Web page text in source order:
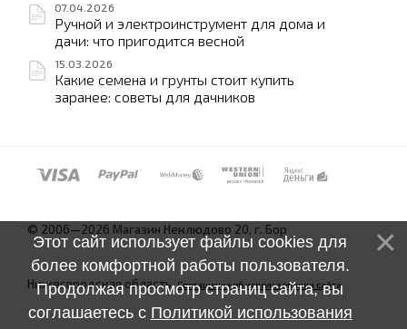
07.04.2026
Ручной и электроинструмент для дома и
дачи: что пригодится весной
15.03.2026
Какие семена и грунты стоит купить
заранее: советы для дачников
© 2006—2026 Магазин Неклюдово 20, г. Бор
Нижегородская область.Соглашение об использовании сайта
Этот сайт использует файлы cookies для
более комфортной работы пользователя.
Продолжая просмотр страниц сайта, вы
соглашаетесь с Политикой использования